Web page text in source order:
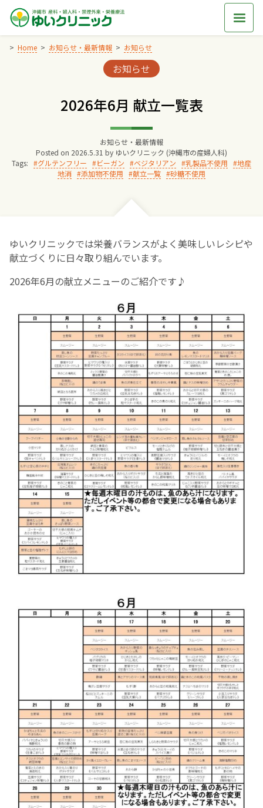
Skip
content
Home お知らせ・最新情報 お知らせ
Categories:
お知らせ
2026年6月 献立一覧表
お知らせ・最新情報
Posted on 2026.5.31 by ゆいクリニック (沖縄市の産婦人科)
Tags:
グルテンフリー ビーガン ベジタリアン 乳製品不使用
地産
地消
添加物不使用 献立一覧 砂糖不使用
ゆいクリニックでは栄養バランスがよく美味しいレシピや
献立づくりに日々取り組んでいます。
2026年6月の献立メニューのご紹介です♪
院長からのごあいさつ
妊婦健診
お産について
親と子の結びつき支援
母乳育児
予防接種
その他の診療内容
‘さんルーム’ でさまざまな講座・クラス
遠方にお住まいで当院での出産を希望される方へ